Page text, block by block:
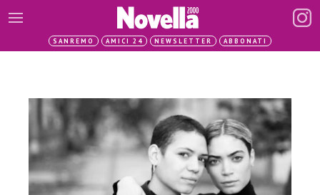
SANREMO AMICI 24 NEWSLETTER ABBONATI